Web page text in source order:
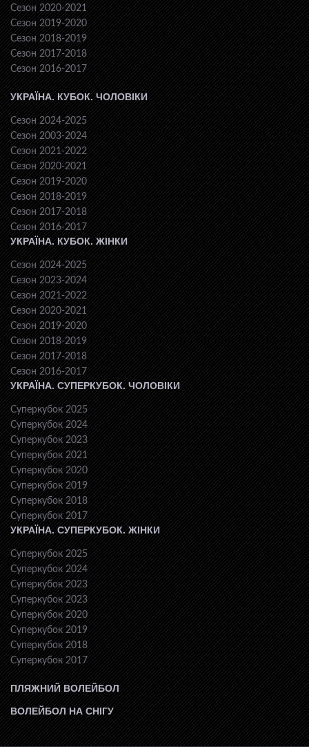
Сезон 2020-2021
Сезон 2019-2020
Сезон 2018-2019
Сезон 2017-2018
Сезон 2016-2017
УКРАЇНА. КУБОК. ЧОЛОВІКИ
Сезон 2024-2025
Сезон 2003-2024
Сезон 2021-2022
Сезон 2020-2021
Сезон 2019-2020
Сезон 2018-2019
Сезон 2017-2018
Сезон 2016-2017
УКРАЇНА. КУБОК. ЖІНКИ
Сезон 2024-2025
Сезон 2023-2024
Сезон 2021-2022
Сезон 2020-2021
Сезон 2019-2020
Сезон 2018-2019
Сезон 2017-2018
Сезон 2016-2017
УКРАЇНА. СУПЕРКУБОК. ЧОЛОВІКИ
Суперкубок 2025
Суперкубок 2024
Суперкубок 2023
Суперкубок 2021
Суперкубок 2020
Суперкубок 2019
Суперкубок 2018
Суперкубок 2017
УКРАЇНА. СУПЕРКУБОК. ЖІНКИ
Суперкубок 2025
Суперкубок 2024
Суперкубок 2023
Суперкубок 2023
Суперкубок 2020
Суперкубок 2019
Суперкубок 2018
Суперкубок 2017
ПЛЯЖНИЙ ВОЛЕЙБОЛ
ВОЛЕЙБОЛ НА СНІГУ